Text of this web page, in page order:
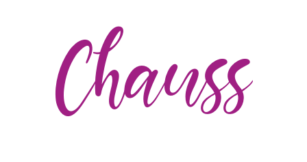
Chauss